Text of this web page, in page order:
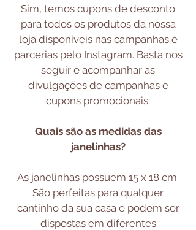
Sim, temos cupons de desconto
para todos os produtos da nossa
loja disponíveis nas campanhas e
parcerias pelo Instagram. Basta nos
seguir e acompanhar as
divulgações de campanhas e
cupons promocionais.
Quais são as medidas das
janelinhas?
As janelinhas possuem 15 x 18 cm.
São perfeitas para qualquer
cantinho da sua casa e podem ser
dispostas em diferentes